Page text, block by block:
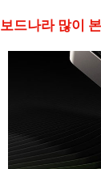
보드나라 많이